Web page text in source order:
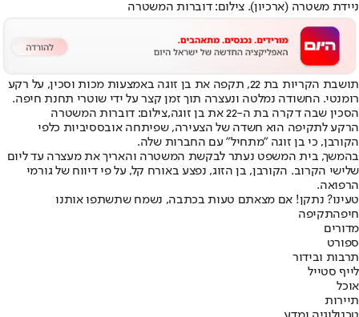
ניידת משטרה (ארכיון). צילום: דוברות המשטרה
תושבת הקריות בת 22, תקפה את בן זוגה באמצעות מכות וסכין, על רקע
רומנטי. החשודה נמלטה ונעצרה תוך זמן קצר על ידי שוטרי תחנת חיפה.
הסכין שבה דקרה בת ה-22 את בן זוגה,צילום: דוברות המשטרה
הרקע לתקיפה הוא חשדה של הצעירה, שפיתחה אובססיביות כלפי
הקורבן, כי בן זוגה "מתחיל" עם החברות שלה.
בהמשך, בית המשפט נעתר לבקשת המשטרה והאריך את מעצרה עד ליום
שלישי הקרוב. הקורבן, בן הזוג, נפצע באורח קל, על פי דיווח של גורמי
הרפואה.
טעינו? נתקן! אם מצאתם טעות בכתבה, נשמח שתשתפו אותנו
חיפהתקיפה
מדורים
ספורט
תרבות ובידור
לייף סטייל
אוכל
תיירות